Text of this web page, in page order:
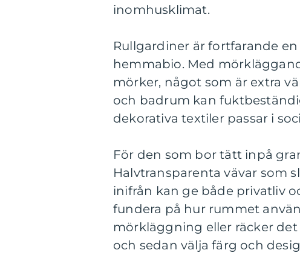
inomhusklimat.
Rullgardiner är fortfarande
hemmabio. Med
mörker, något som är extra
och badrum kan
dekorativa textiler passar i
För den som bor tätt inpå
Halvtransparenta vävar som
inifrån kan ge både privatliv
fundera på hur rummet
mörkläggning eller räcker
och sedan välja färg och